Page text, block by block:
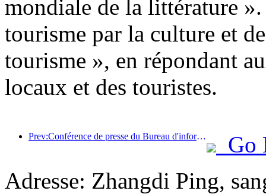
mondiale de la littérature
tourisme par la culture et
tourisme », en répondant
locaux et des touristes.
Prev:Conférence de presse du Bureau d'information du Conseil d'État : Actuellement, il y a 28 ports frontaliers dans mon pays qui peuvent fournir des services de tourisme autonome
Go
Adresse: Zhangdi Ping,